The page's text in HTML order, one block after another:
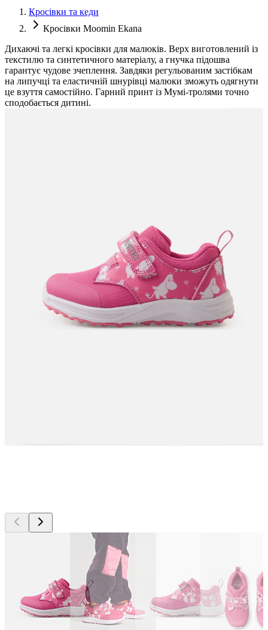
Кросівки та кеди
Кросівки Moomin Ekana
Дихаючі та легкі кросівки для малюків. Верх виготовлений із
текстилю та синтетичного матеріалу, а гнучка підошва
гарантує чудове зчеплення. Завдяки регульованим застібкам
на липучці та еластичній шнурівці малюки зможуть одягнути
це взуття самостійно. Гарний принт із Мумі-тролями точно
сподобається дитині.